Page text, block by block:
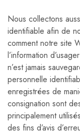
Nous collectons
identifiable afin de
comment notre site
l’information
n’est jamais
personnelle
enregistrées de
consignation sont
principalement
des fins d’avis